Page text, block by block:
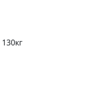
130кг